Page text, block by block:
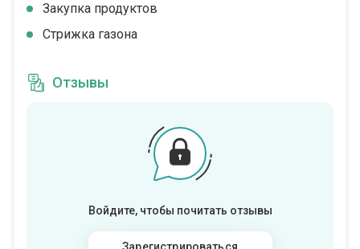
Закупка продуктов
Стрижка газона
Отзывы
Войдите, чтобы почитать отзывы